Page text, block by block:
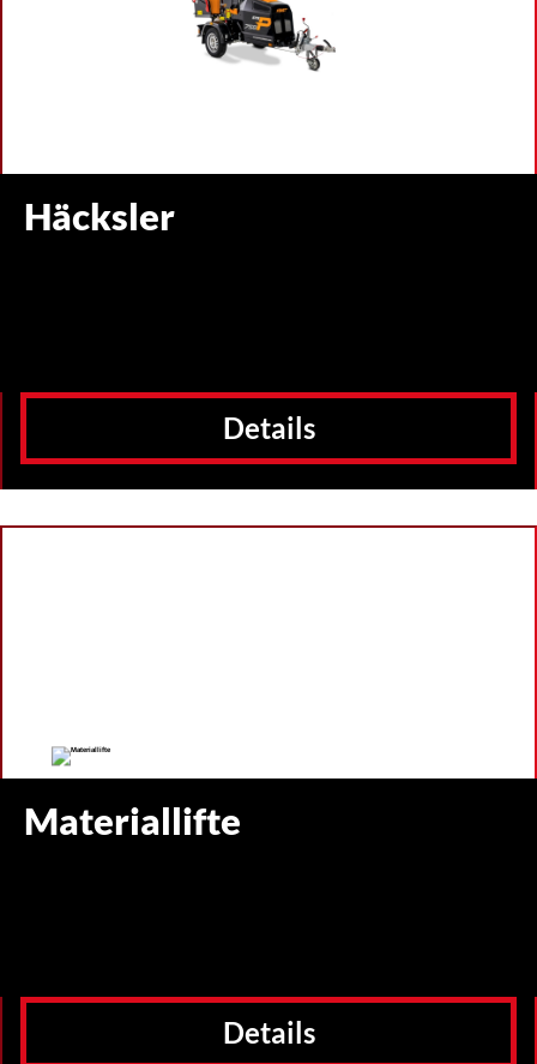
Häcksler
Details
Materiallifte
Details